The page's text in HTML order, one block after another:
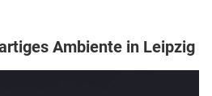
Ambiente in Leipzig